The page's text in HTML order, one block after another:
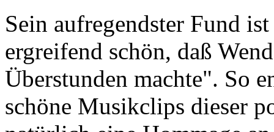
Sein aufregendster Fund
ergreifend schön, daß
Überstunden machte". So
schöne Musikclips dieser